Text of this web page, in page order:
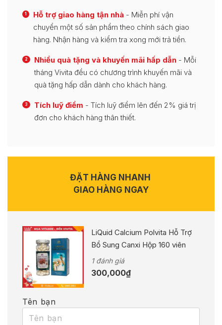
1 Hỗ trợ giao hàng tận nhà - Miễn phí vận
chuyển một số sản phẩm theo chính sách giao
hàng. Nhận hàng và kiểm tra xong mới trả tiền.
2 Nhiều quà tặng và khuyến mãi hấp dẫn - Mỗi
tháng Vivita đều có chương trình khuyến mãi và
quà tặng hấp dẫn dành cho khách hàng.
3 Tích luỹ điểm - Tích luỹ điểm lên đến 2% giá trị
đơn cho khách hàng thân thiết.
ĐẶT HÀNG NHANH
GIAO HÀNG NGAY
LiQuid Calcium Polvita Hỗ Trợ
Bổ Sung Canxi Hộp 160 viên
1 đánh giá
300,000₫
Tên bạn